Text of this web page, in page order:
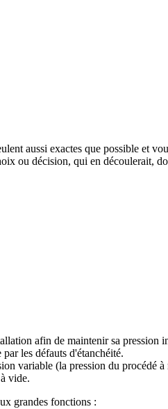
aussi exactes que possible et
ou décision, qui en découlerait,
afin de maintenir sa
les défauts d'étanchéité.
variable (la pression du
vide.
grandes fonctions :